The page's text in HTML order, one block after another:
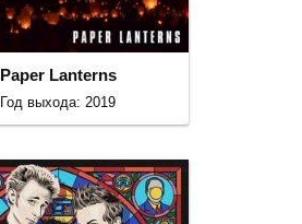
Paper Lanterns
Год выхода: 2019